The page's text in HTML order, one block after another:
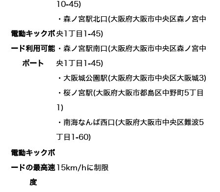
電動キックボ
ード利用可能
ポート
10-45)
・森ノ宮駅北口(大阪府大阪市中央区森ノ宮中
央1丁目1-45)
・森ノ宮駅南口(大阪府大阪市中央区森ノ宮中
央1丁目1-45)
・大阪城公園駅(大阪府大阪市中央区大阪城3)
・桜ノ宮駅(大阪府大阪市都島区中野町5丁目
1)
・南海なんば西口(大阪府大阪市中央区難波5
丁目1-60)
電動キックボ
ードの最高速
度
15km/hに制限